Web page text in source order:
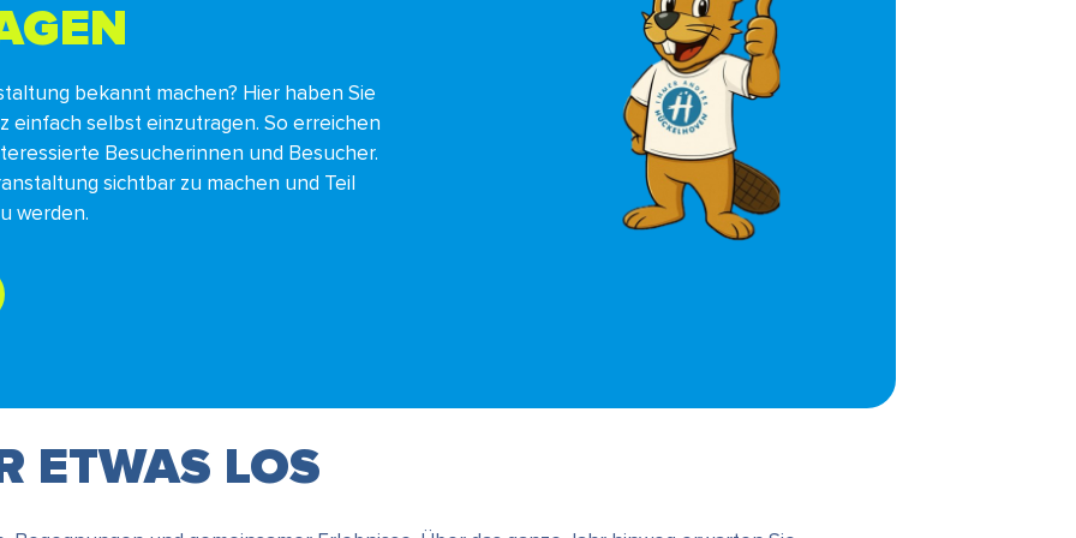
bekannt machen? Hier haben Sie
einfach selbst einzutragen. So erreichen
Besucherinnen und Besucher.
sichtbar zu machen und Teil
werden.
ETWAS LOS